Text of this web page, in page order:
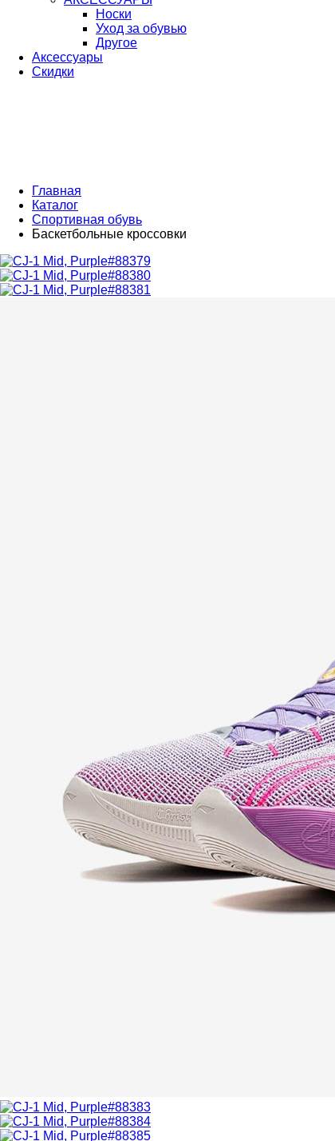
Носки
Уход за обувью
Другое
Аксессуары
Скидки
Главная
Каталог
Спортивная обувь
Баскетбольные кроссовки